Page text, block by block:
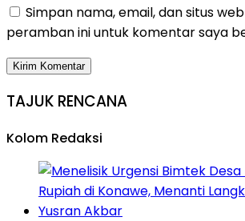
Simpan nama, email, dan situs
peramban ini untuk komentar saya
TAJUK RENCANA
Kolom Redaksi